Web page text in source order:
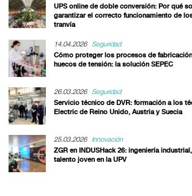
UPS online de doble conversión: Por qué
garantizar el correcto funcionamiento de
tranvía
14.04.2026
Seguridad
Cómo proteger los procesos de
huecos de tensión: la solución SEPEC
26.03.2026
Seguridad
Servicio técnico de DVR: formación a los
Electric de Reino Unido, Austria y Suecia
25.03.2026
Innovación
ZGR en INDUSHack 26: ingeniería
talento joven en la UPV